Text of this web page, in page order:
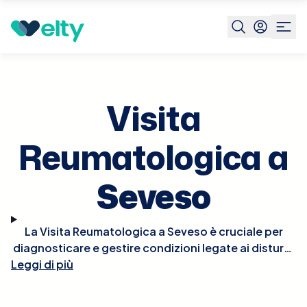
Prenota visita Seveso
Visita
Reumatologica a
Seveso
La Visita Reumatologica a Seveso è cruciale per
diagnosticare e gestire condizioni legate ai disturbi
del sistema muscolo-scheletrico e del tessuto
Leggi di più